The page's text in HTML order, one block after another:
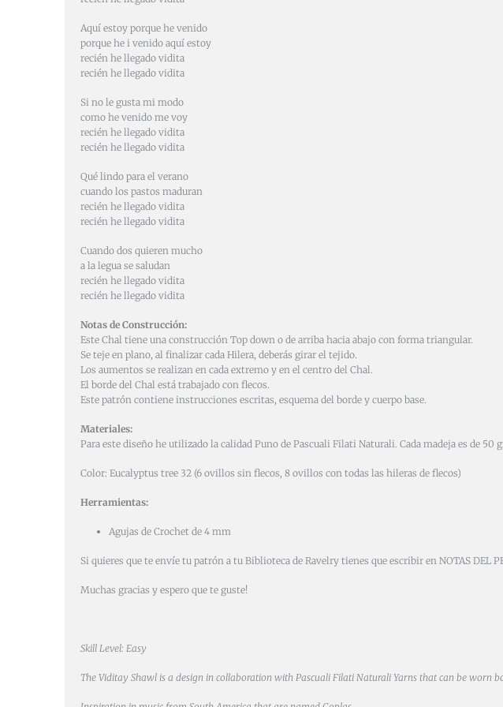
Aquí estoy porque he venido
porque he i venido aquí estoy
recién he llegado vidita
recién he llegado vidita
Si no le gusta mi modo
como he venido me voy
recién he llegado vidita
recién he llegado vidita
Qué lindo para el verano
cuando los pastos maduran
recién he llegado vidita
recién he llegado vidita
Cuando dos quieren mucho
a la legua se saludan
recién he llegado vidita
recién he llegado vidita
Notas de Construcción:
Este Chal tiene una construcción Top down o de arriba hacia abajo con forma triangular.
Se teje en plano, al finalizar cada Hilera, deberás girar el tejido.
Los aumentos se realizan en cada extremo y en el centro del Chal.
El borde del Chal está trabajado con flecos.
Este patrón contiene instrucciones escritas, esquema del borde y cuerpo base.
Materiales:
Para este diseño he utilizado la calidad Puno de Pascuali Filati Naturali. Cada madeja es de
Color: Eucalyptus tree 32 (6 ovillos sin flecos, 8 ovillos con todas las hileras de flecos)
Herramientas:
Agujas de Crochet de 4 mm
Si quieres que te envíe tu patrón a tu Biblioteca de Ravelry tienes que escribir en NOTAS DEL
Muchas gracias y espero que te guste!
Skill Level: Easy
The Viditay Shawl is a design in collaboration with Pascuali Filati Naturali Yarns that can be